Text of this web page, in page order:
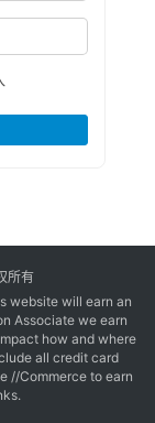
所有
website will earn an
Associate we earn
how and where
all credit card
//Commerce to earn